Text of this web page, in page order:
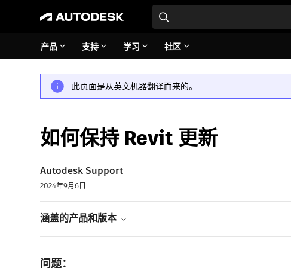
产品 支持 学习 社区
此页面是从英文机器翻译而来的。
如何保持 Revit 更新
Autodesk Support
2024年9月6日
涵盖的产品和版本
问题：